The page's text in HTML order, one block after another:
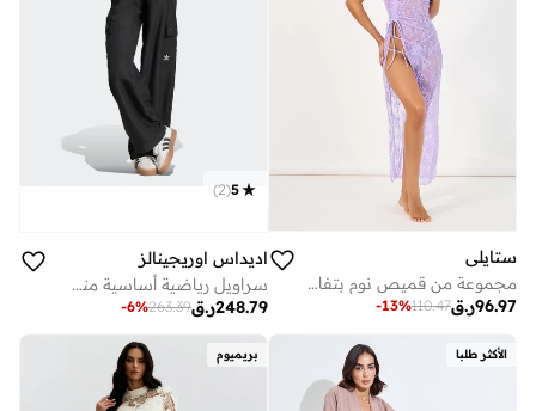
ستايلي
مجموعة من قميص نوم بتفاصيل دانتيل مع ثونغ
ر.ق96.97
110.47
-13%
5
(
2
)
اديداس اوريجينالز
سراويل رياضية أساسية منسوجة بجيوب
ر.ق248.79
263.39
-6%
الأكثر طلبا بريميوم